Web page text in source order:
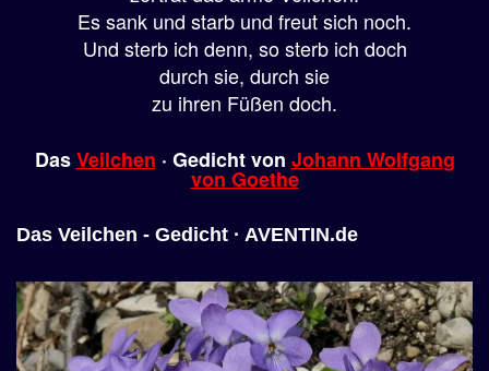
Es sank und starb und freut sich noch.
Und sterb ich denn, so sterb ich doch
durch sie, durch sie
zu ihren Füßen doch.
DasVeilchen · Gedichtvon Johann Wolfgang
von Goethe
Das Veilchen - Gedicht · AVENTIN.de